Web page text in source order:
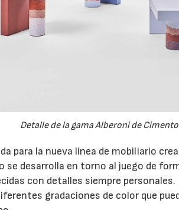
Detalle de la gama Alberoni de
para la nueva línea de mobiliario
desarrolla en torno al juego de
con detalles siempre
gradaciones de color que
06/07/2026